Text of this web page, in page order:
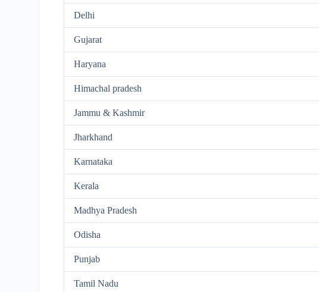
Delhi
Gujarat
Haryana
Himachal pradesh
Jammu & Kashmir
Jharkhand
Karnataka
Kerala
Madhya Pradesh
Odisha
Punjab
Tamil Nadu